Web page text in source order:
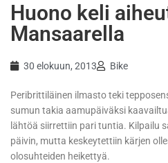
Huono keli
Mansaarella
30 elokuun, 2013 Bike
Peribrittiläinen ilmasto teki
sumun takia aamupäiväksi
lähtöä siirrettiin pari tuntia. Kilpailu
päivin, mutta keskeytettiin kärjen
olosuhteiden heikettyä.